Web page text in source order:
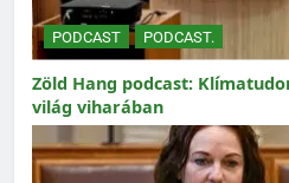
PODCAST PODCAST.
Zöld Hang podcast:
világ viharában